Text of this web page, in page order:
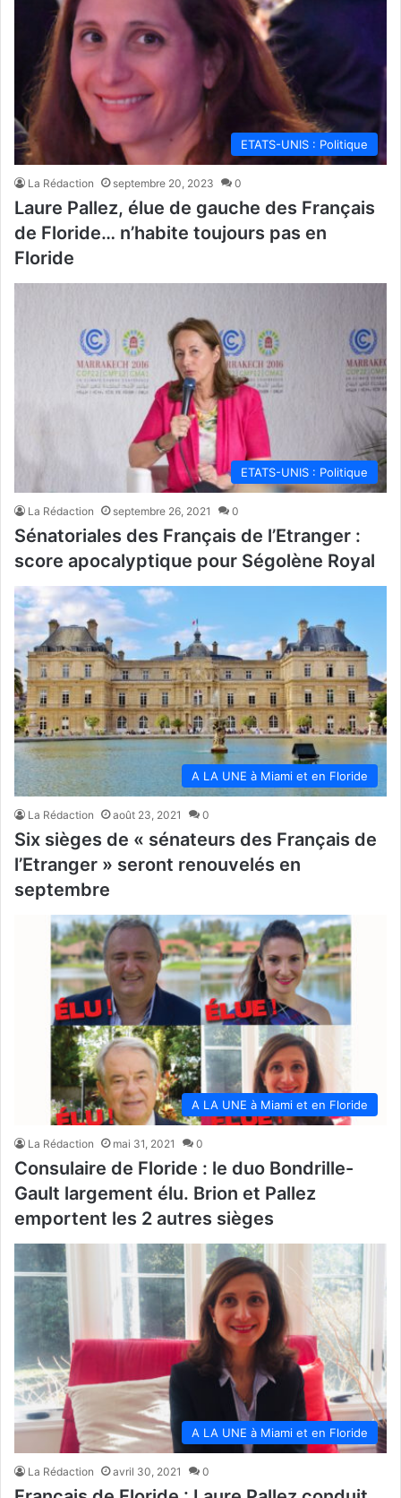
ETATS-UNIS : Politique
La Rédaction septembre 20, 2023 0
Laure Pallez, élue de gauche des Français
de Floride… n’habite toujours pas en
Floride
ETATS-UNIS : Politique
La Rédaction septembre 26, 2021 0
Sénatoriales des Français de l’Etranger :
score apocalyptique pour Ségolène Royal
A LA UNE à Miami et en Floride
La Rédaction août 23, 2021 0
Six sièges de « sénateurs des Français de
l’Etranger » seront renouvelés en
septembre
A LA UNE à Miami et en Floride
La Rédaction mai 31, 2021 0
Consulaire de Floride : le duo Bondrille-
Gault largement élu. Brion et Pallez
emportent les 2 autres sièges
A LA UNE à Miami et en Floride
La Rédaction avril 30, 2021 0